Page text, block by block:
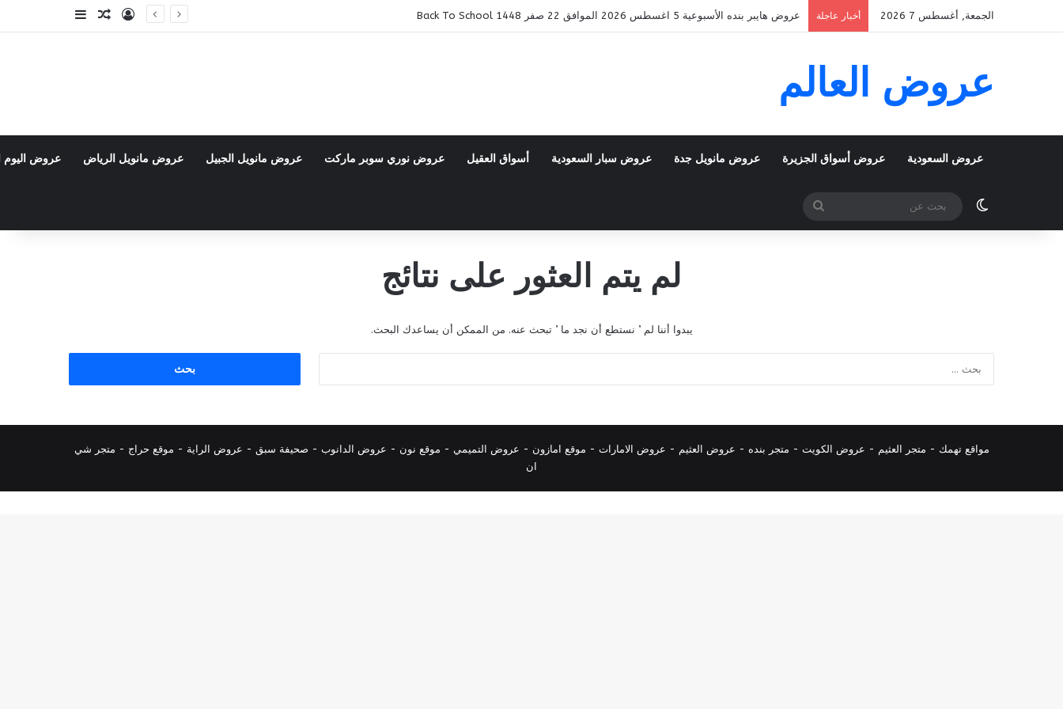
الجمعة, أغسطس 7 2026 أخبار عاجلة عروض هايبر بنده الأسبوعية 5 اغسطس 2026 الموافق 22 صفر 1448 Back To School تسجيل الدخول
مقال عشوائي
إضافة عمود
عروض العالم
عروض السعودية عروض أسواق الجزيرة عروض مانويل جدة عروض سبار السعودية أسواق العقيل عروض نوري سوبر ماركت عروض مانويل الجبيل عروض مانويل الرياض عروض اليوم
الوضع المظلم
بحث
عن
لم يتم العثور على نتائج
يبدوا أننا لم ’ نستطع أن نجد ما ’ تبحث عنه. من الممكن أن يساعدك البحث.
مواقع تهمك - متجر العثيم - عروض الكويت - متجر بنده - عروض العثيم - عروض الامارات - موقع امازون - عروض التميمي - موقع نون - عروض الدانوب - صحيفة سبق - عروض الراية - موقع حراج - متجر شي
ان